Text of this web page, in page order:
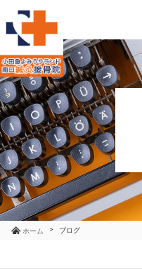
ホーム ブログ
当院のご紹介
治療メニュー
お知らせ
ブログ
コラム